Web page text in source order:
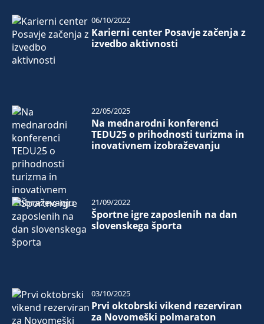
Karierni center Posavje začenja z
izvedbo aktivnosti
06/10/2022
Na mednarodni konferenci
TEDU25 o prihodnosti turizma in
inovativnem izobraževanju
22/05/2025
Športne igre zaposlenih na dan
slovenskega športa
21/09/2022
Prvi oktobrski vikend rezerviran
za Novomeški polmaraton
03/10/2025